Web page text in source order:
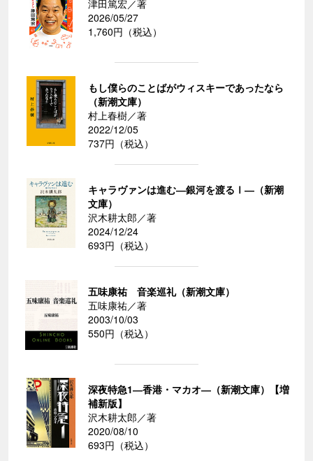
津田篤宏／著
2026/05/27
1,760円（税込）
もし僕らのことばがウィスキーであったなら
（新潮文庫）
村上春樹／著
2022/12/05
737円（税込）
キャラヴァンは進む―銀河を渡るⅠ―（新潮
文庫）
沢木耕太郎／著
2024/12/24
693円（税込）
五味康祐 音楽巡礼（新潮文庫）
五味康祐／著
2003/10/03
550円（税込）
深夜特急1―香港・マカオ―（新潮文庫）【増
補新版】
沢木耕太郎／著
2020/08/10
693円（税込）